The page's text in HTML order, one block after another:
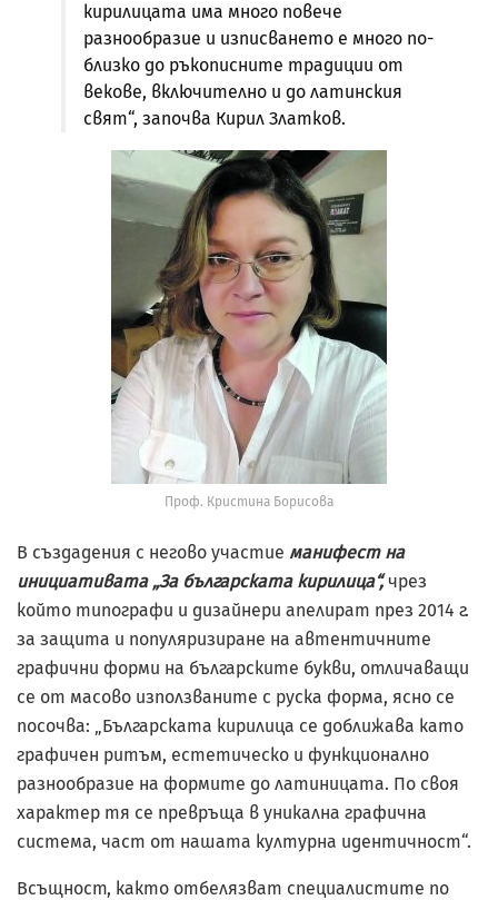
кирилицата има много повече
разнообразие и изписването е много по-
близко до ръкописните традиции от
векове, включително и до латинския
свят“, започва Кирил Златков.
Проф. Кристина Борисова
В създадения с негово участие манифест на
инициативата „За българската кирилица“,чрез
който типографи и дизайнери апелират през 2014 г.
за защита и популяризиране на автентичните
графични форми на българските букви, отличаващи
се от масово използваните с руска форма, ясно се
посочва: „Българската кирилица се доближава като
графичен ритъм, естетическо и функционално
разнообразие на формите до латиницата. По своя
характер тя се превръща в уникална графична
система, част от нашата културна идентичност“.
Всъщност, както отбелязват специалистите по